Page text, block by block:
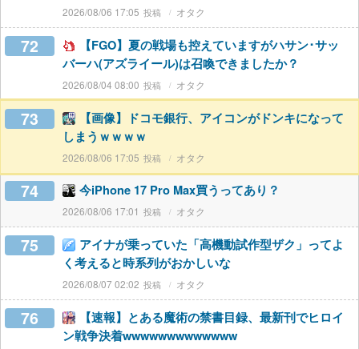
2026/08/06 17:05 オタク
72
【FGO】夏の戦場も控えていますがハサン･サッ
バーハ(アズライール)は召喚できましたか？
2026/08/04 08:00 オタク
73
【画像】ドコモ銀行、アイコンがドンキになって
しまうｗｗｗｗ
2026/08/06 17:05 オタク
74 今iPhone 17 Pro Max買うってあり？
2026/08/06 17:01 オタク
75
アイナが乗っていた「高機動試作型ザク」ってよ
く考えると時系列がおかしいな
2026/08/07 02:02 オタク
76
【速報】とある魔術の禁書目録、最新刊でヒロイ
ン戦争決着wwwwwwwwwwwww